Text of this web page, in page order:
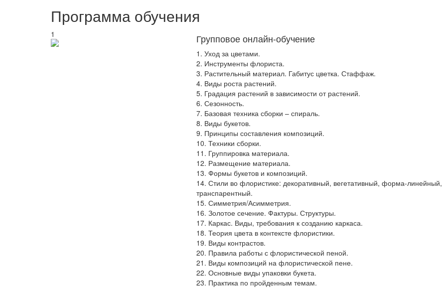
Программа обучения
1 Групповое онлайн-обучение
1. Уход за цветами.
2. Инструменты флориста.
3. Растительный материал. Габитус цветка. Стаффаж.
4. Виды роста растений.
5. Градация растений в зависимости от растений.
6. Сезонность.
7. Базовая техника сборки – спираль.
8. Виды букетов.
9. Принципы составления композиций.
10. Техники сборки.
11. Группировка материала.
12. Размещение материала.
13. Формы букетов и композиций.
14. Стили во флористике: декоративный, вегетативный, форма-линейный,
транспарентный.
15. Симметрия/Асимметрия.
16. Золотое сечение. Фактуры. Структуры.
17. Каркас. Виды, требования к созданию каркаса.
18. Теория цвета в контексте флористики.
19. Виды контрастов.
20. Правила работы с флористической пеной.
21. Виды композиций на флористической пене.
22. Основные виды упаковки букета.
23. Практика по пройденным темам.